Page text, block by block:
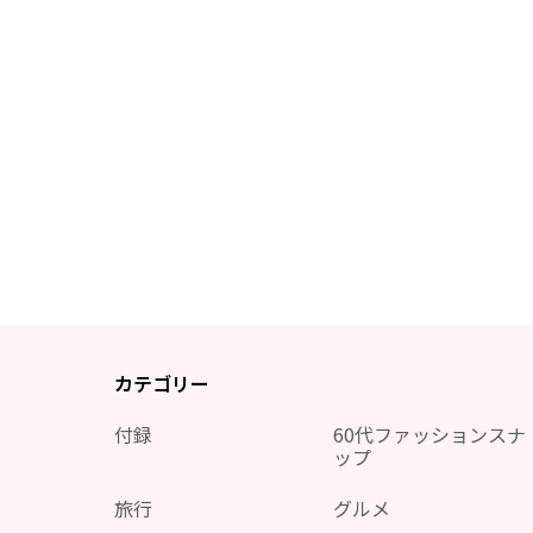
カテゴリー
付録
60代ファッションスナ
ップ
旅行
グルメ